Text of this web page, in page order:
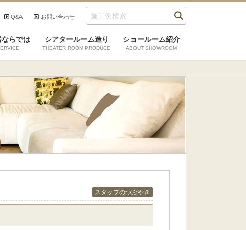
お問い合わせ
Q&A
らでは シアタールーム造り
THEATER ROOM PRODUCE
ショールーム紹介
ABOUT SHOWROOM
スタッフのつぶやき